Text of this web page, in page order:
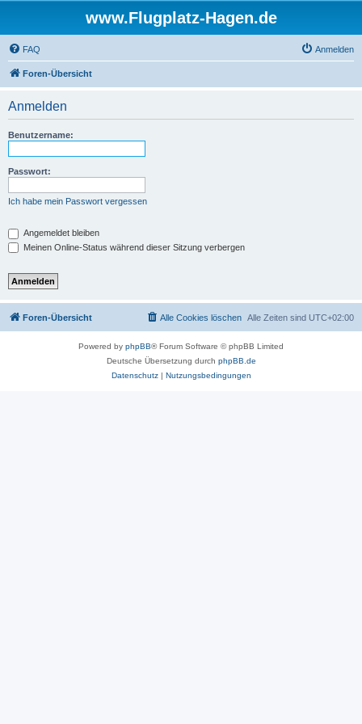
www.Flugplatz-Hagen.de
FAQ Anmelden
Foren-Übersicht
Anmelden
Benutzername:
Passwort:
Ich habe mein Passwort vergessen
Angemeldet bleiben
Meinen Online-Status während dieser Sitzung verbergen
Foren-Übersicht Alle Zeiten sind UTC+02:00
Alle Cookies löschen
Powered by phpBB® Forum Software © phpBB Limited
Deutsche Übersetzung durch phpBB.de
Datenschutz| Nutzungsbedingungen